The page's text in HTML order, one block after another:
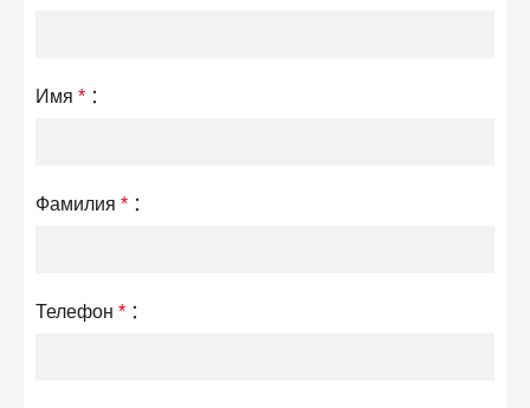
Имя * ：
Фамилия * ：
Телефон * ：